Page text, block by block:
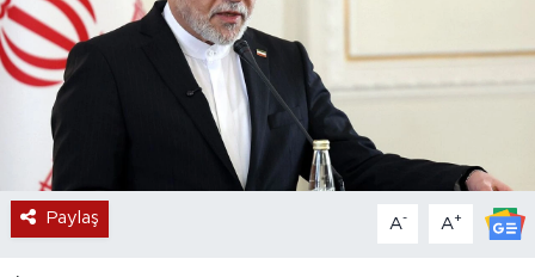
Paylaş A- A+